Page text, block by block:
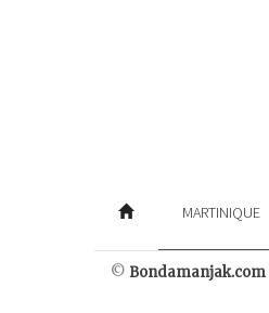
MARTINIQUE
© Bondamanjak.com